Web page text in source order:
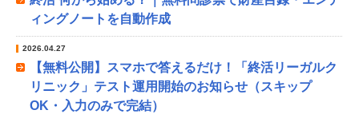
ィングノートを自動作成
2026.04.27
【無料公開】スマホで答えるだけ！「終活リーガルク
リニック」テスト運用開始のお知らせ（スキップ
OK・入力のみで完結）